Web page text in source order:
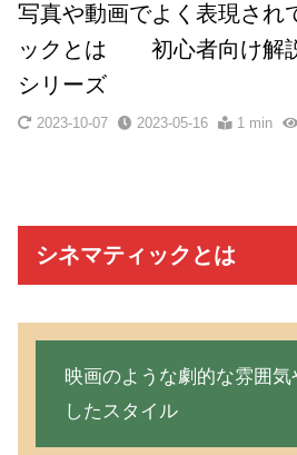
写真や動画でよく表現され
ックとは 初心者向け解
シリーズ
2023-10-07 2023-05-16 1 min
シネマティックとは
映画のような劇的な雰囲
したスタイル